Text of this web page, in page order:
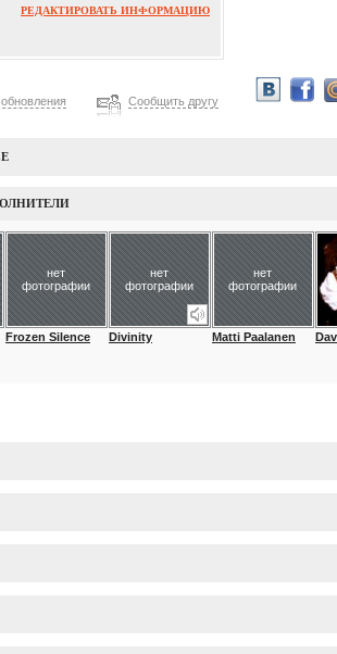
РЕДАКТИРОВАТЬ ИНФОРМАЦИЮ
Сообщить другу
нет
фотографии
Frozen Silence
нет
фотографии
Divinity
нет
фотографии
Matti Paalanen